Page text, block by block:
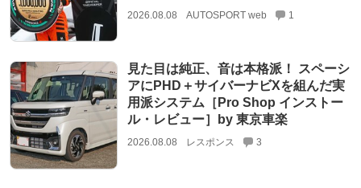
2026.08.08 AUTOSPORT web 1
見た目は純正、音は本格派！ スペーシ
アにPHD＋サイバーナビXを組んだ実
用派システム［Pro Shop インストー
ル・レビュー］by 東京車楽
2026.08.08 レスポンス 3